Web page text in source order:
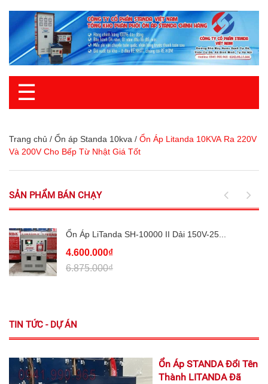
☰
Trang chủ / Ổn áp Standa 10kva / Ổn Áp Litanda 10KVA Ra 220V
Và 200V Cho Bếp Từ Nhật Giá Tốt
SẢN PHẨM BÁN CHẠY
Ổn Áp LiTanda SH-10000 II Dải 150V-25...
4.600.000₫
6.875.000₫
TIN TỨC - DỰ ÁN
Ổn Áp STANDA Đổi Tên
Thành LITANDA Đã